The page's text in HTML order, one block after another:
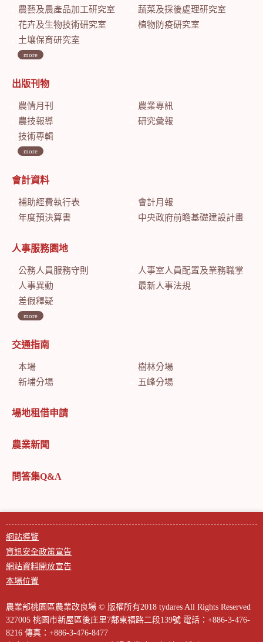
農藝及農產品加工研究室
蔬菜及採後處理研究室
花卉及生物技術研究室
植物防疫研究室
土壤保育研究室
more
出版刊物
農情月刊
農業專訊
農技報導
研究彙報
技術專輯
more
會計資料
補助經費執行表
會計月報
年度預決算書
中央政府前瞻基礎建設計畫特別預算會計月報
人事服務園地
公務人員服務守則
人事室人員配置及業務職掌
人事異動
最新人事法規
差假釋疑
more
交通指南
本場
樹林分場
新埔分場
五峰分場
場地租借申請
農業新聞
問答集Q&A
網站導覽
資訊安全政策宣告
網站資料開放宣告
本場位置
農業部桃園區農業改良場 © 版權所有2018 tydares All Rights Reserved
327005 桃園市新屋區後庄里7鄰東福路二段139號 電話：+886-3-476-
8216 傳真：+886-3-476-8477